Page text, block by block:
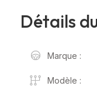
Détails
Marque :
Modèle :